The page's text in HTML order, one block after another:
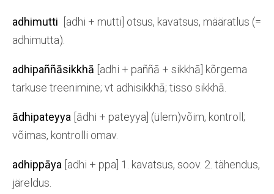
adhimutti [adhi + mutti] otsus, kavatsus, määratlus (=
adhimutta).
adhipaññāsikkhā [adhi + paññā + sikkhā] kõrgema
tarkuse treenimine; vt adhisikkhā; tisso sikkhā.
ādhipateyya [ādhi + pateyya] (ülem)võim, kontroll;
võimas, kontrolli omav.
adhippāya [adhi + ppa] 1. kavatsus, soov. 2. tähendus,
järeldus.